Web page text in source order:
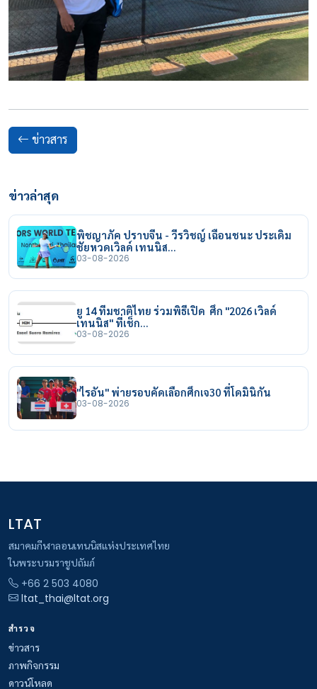
ข่าวสาร
ข่าวล่าสุด
พิชญาภัค ปราบจีน - วีรวิชญ์ เฉือนชนะ ประเดิม
ชัยหวดเวิลด์ เทนนิส…
03-08-2026
ยู 14 ทีมชาติไทย ร่วมพิธีเปิด ศึก "2026 เวิลด์
เทนนิส" ที่เช็ก…
03-08-2026
"ไรอัน" พ่ายรอบคัดเลือกศึกเจ30 ที่โดมินิกัน
03-08-2026
LTAT
สมาคมกีฬาลอนเทนนิสแห่งประเทศไทย
ในพระบรมราชูปถัมภ์
+66 2 503 4080
ltat_thai@ltat.org
สำรวจ
ข่าวสาร
ภาพกิจกรรม
ดาวน์โหลด